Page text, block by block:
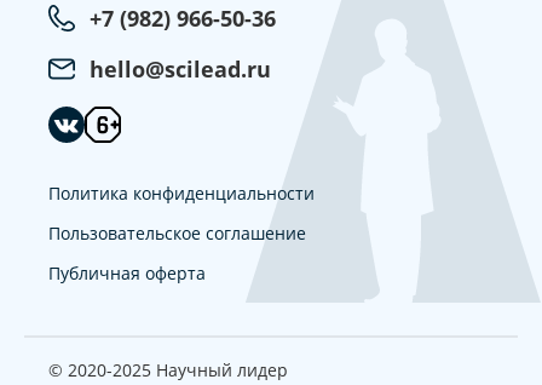
+7 (982) 966-50-36
hello@scilead.ru
Политика конфиденциальности
Пользовательское соглашение
Публичная оферта
© 2020-2025 Научный лидер